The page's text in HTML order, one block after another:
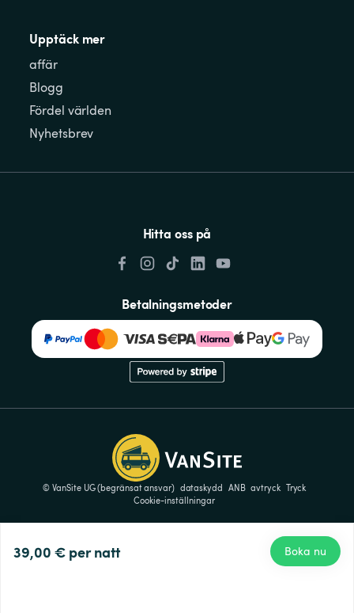
39,00 € per natt Boka nu
Upptäck mer
affär
Blogg
Fördel världen
Nyhetsbrev
Hitta oss på
Betalningsmetoder
© VanSite UG (begränsat ansvar) dataskydd ANB avtryck Tryck
Cookie-inställningar